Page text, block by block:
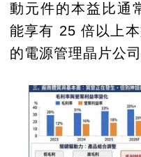
動元件的本益比通
能享有 25 倍以上
的電源管理晶片公司